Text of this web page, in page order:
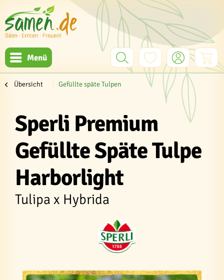
Menü
Übersicht Gefüllte späte Tulpen
Sperli Premium
Gefüllte Späte Tulpe
Harborlight
Tulipa x Hybrida